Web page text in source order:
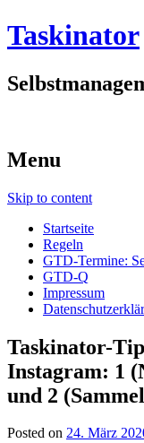
Taskinator
Menu
Skip to content
Startseite
Regeln
GTD-Termine:
GTD-Q
Impressum
Taskinator-
Instagram: 1
und 2
Posted on 24. März